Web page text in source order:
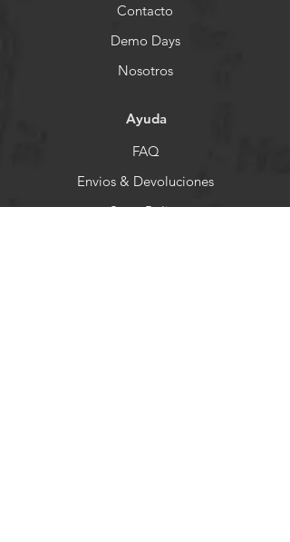
Contacto
Demo Days
Nosotros
Ayuda
FAQ
Envios & Devoluciones
Store Policy